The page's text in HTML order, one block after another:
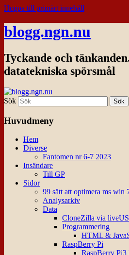
Hoppa till primärt innehåll
blogg.ngn.nu
Tyckande och
datatekniska spörsmål
Sök
Huvudmeny
Hem
Diverse
Fantomen nr 6-7 2023
Insändare
Till GP
Sidor
99 sätt att optimera ms win
Analysarkiv
Data
CloneZilla via
Programmering
HTML &
RaspBerry Pi
RaspBerry